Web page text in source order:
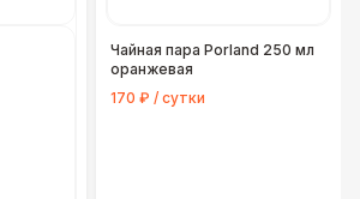
Чайная пара Porland 250 мл
оранжевая
170 ₽ / сутки